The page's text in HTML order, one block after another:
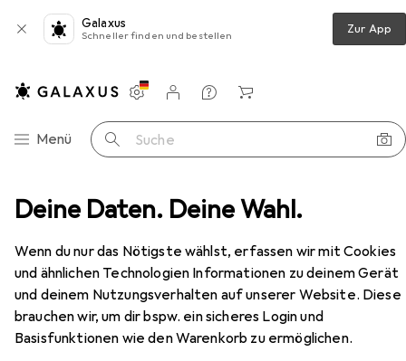
Deine Daten. Deine Wahl.
Wenn du nur das Nötigste wählst, erfassen wir mit Cookies
und ähnlichen Technologien Informationen zu deinem Gerät
und deinem Nutzungsverhalten auf unserer Website. Diese
brauchen wir, um dir bspw. ein sicheres Login und
Basisfunktionen wie den Warenkorb zu ermöglichen.
Galaxus
Schneller finden und bestellen Zur App
Navigation nach Kategorien
Menü Suche
Einstellungen
Kundenkonto
Vergleichslisten
Merklisten
Warenkorb
Regal Vicco Küchenunterschrank R-Line
EUR
180,76
ViccoKüchenunterschrank R-Line